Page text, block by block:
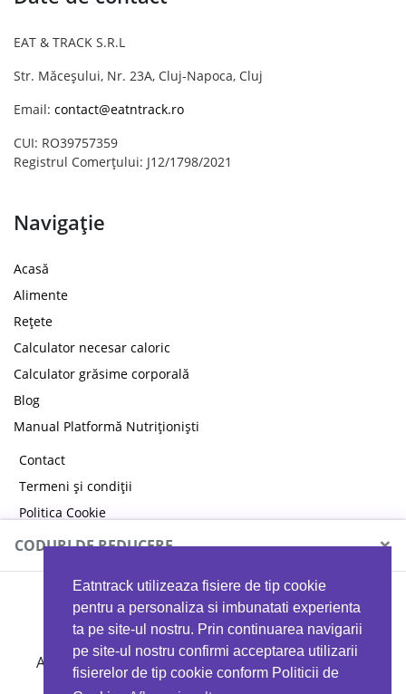
Eatntrack utilizeaza fisiere de tip cookie
pentru a personaliza si imbunatati experienta
ta pe site-ul nostru. Prin continuarea navigarii
pe site-ul nostru confirmi acceptarea utilizarii
fisierelor de tip cookie conform Politicii de
EAT & TRACK S.R.L
Str. Măceșului, Nr. 23A, Cluj-Napoca, Cluj
Email: contact@eatntrack.ro
CUI: RO39757359
Registrul Comerțului: J12/1798/2021
Navigație
Acasă
Alimente
Rețete
Calculator necesar caloric
Calculator grăsime corporală
Blog
Manual Platformă Nutriționiști
Contact
Termeni și condiții
Politica Cookie
Politica de confidențialitate
CODURI DE REDUCERE ×
MYPROTEIN
Ai 40%reducere la orice comandă folosind codul
EATTRACK